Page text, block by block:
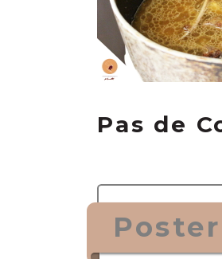
Pas de